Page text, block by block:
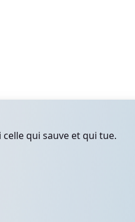
qui sauve et qui tue.